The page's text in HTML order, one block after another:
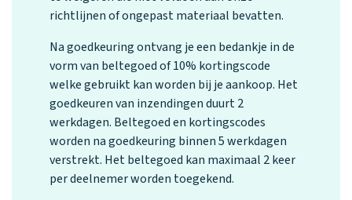
richtlijnen of ongepast materiaal bevatten.
Na goedkeuring ontvang je een bedankje in de
vorm van beltegoed of 10% kortingscode
welke gebruikt kan worden bij je aankoop. Het
goedkeuren van inzendingen duurt 2
werkdagen. Beltegoed en kortingscodes
worden na goedkeuring binnen 5 werkdagen
verstrekt. Het beltegoed kan maximaal 2 keer
per deelnemer worden toegekend.